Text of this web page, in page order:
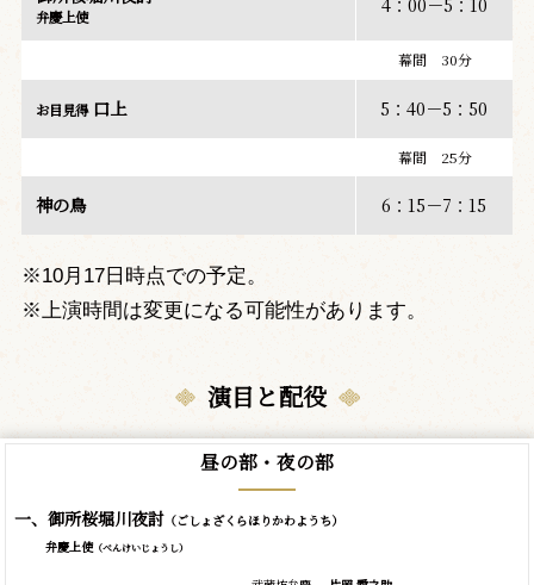
弁慶上使 4：00－5：10
幕間 30分
お目見得口上 5：40－5：50
幕間 25分
神の鳥 6：15－7：15
※10月17日時点での予定。
※上演時間は変更になる可能性があります。
演目と配役
昼の部・夜の部
一、御所桜堀川夜討（ごしょざくらほりかわようち）
弁慶上使（べんけいじょうし）